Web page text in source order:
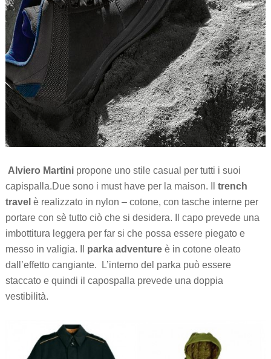
Alviero Martini propone uno stile casual per tutti i suoi
capispalla.Due sono i must have per la maison. Il trench
travel è realizzato in nylon – cotone, con tasche interne per
portare con sè tutto ciò che si desidera. Il capo prevede una
imbottitura leggera per far si che possa essere piegato e
messo in valigia. Il parka adventure è in cotone oleato
dall’effetto cangiante. L’interno del parka può essere
staccato e quindi il capospalla prevede una doppia
vestibilità.